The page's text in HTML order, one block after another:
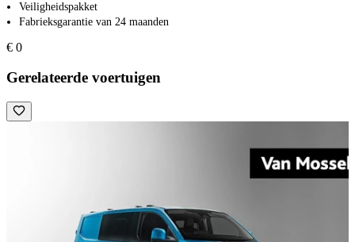
Veiligheidspakket
Fabrieksgarantie van 24 maanden
€ 0
Gerelateerde voertuigen